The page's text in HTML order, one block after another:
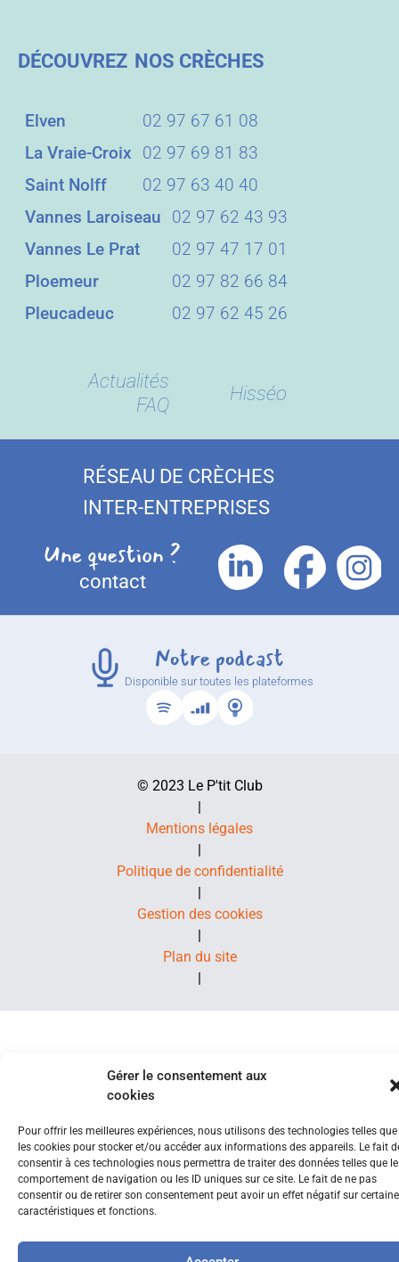
Gérer le consentement aux
cookies
Pour offrir les meilleures expériences, nous utilisons des technologies telles que
les cookies pour stocker et/ou accéder aux informations des appareils. Le fait
consentir à ces technologies nous permettra de traiter des données telles que le
comportement de navigation ou les ID uniques sur ce site. Le fait de ne pas
consentir ou de retirer son consentement peut avoir un effet négatif sur
caractéristiques et fonctions.
DÉCOUVREZ NOS CRÈCHES
Elven
02 97 67 61 08
La Vraie-Croix
02 97 69 81 83
Saint Nolff
02 97 63 40 40
Vannes Laroiseau
02 97 62 43 93
Vannes Le Prat
02 97 47 17 01
Ploemeur
02 97 82 66 84
Pleucadeuc
02 97 62 45 26
Actualités
FAQ
Hisséo
RÉSEAU DE CRÈCHES
INTER-ENTREPRISES
Une question ?
contact
Notre podcast
Disponible sur toutes les plateformes
© 2023 Le P'tit Club
|
Mentions légales
|
Politique de confidentialité
|
Gestion des cookies
|
Plan du site
|